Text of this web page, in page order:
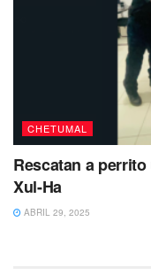
CHETUMAL
Rescatan a
Xul-Ha
ABRIL 29, 2025